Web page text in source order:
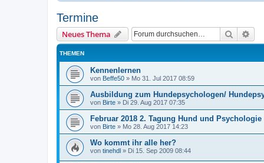
Termine
Neues Thema Suche
THEMEN
Kennenlernen
von Beffe50 » Mo 31. Jul 2017 08:59
Ausbildung zum Hundepsychologen/
von Birte » Di 29. Aug 2017 07:35
Februar 2018 2. Tagung Hund und Psychologie
von Birte » Mo 28. Aug 2017 14:23
Wo kommt ihr alle her?
von tinehdl » Di 15. Sep 2009 08:44